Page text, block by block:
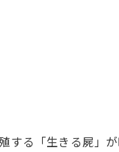
る「生きる屍」が